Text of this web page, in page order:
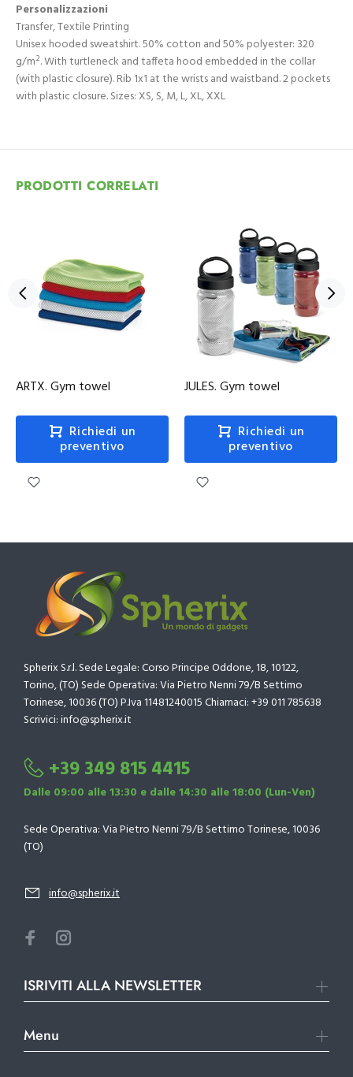
Personalizzazioni
Transfer, Textile Printing
Unisex hooded sweatshirt. 50% cotton and 50% polyester: 320
g/m². With turtleneck and taffeta hood embedded in the collar
(with plastic closure). Rib 1x1 at the wrists and waistband. 2 pockets
with plastic closure. Sizes: XS, S, M, L, XL, XXL
PRODOTTI CORRELATI
ARTX. Gym towel
Richiedi un
preventivo
JULES. Gym towel
Richiedi un
preventivo
Spherix S.r.l. Sede Legale: Corso Principe Oddone, 18, 10122,
Torino, (TO) Sede Operativa: Via Pietro Nenni 79/B Settimo
Torinese, 10036 (TO) P.Iva 11481240015 Chiamaci: +39 011 785638
Scrivici: info@spherix.it
+39 349 815 4415
Dalle 09:00 alle 13:30 e dalle 14:30 alle 18:00 (Lun-Ven)
Sede Operativa: Via Pietro Nenni 79/B Settimo Torinese, 10036
(TO)
info@spherix.it
ISRIVITI ALLA NEWSLETTER
Menu